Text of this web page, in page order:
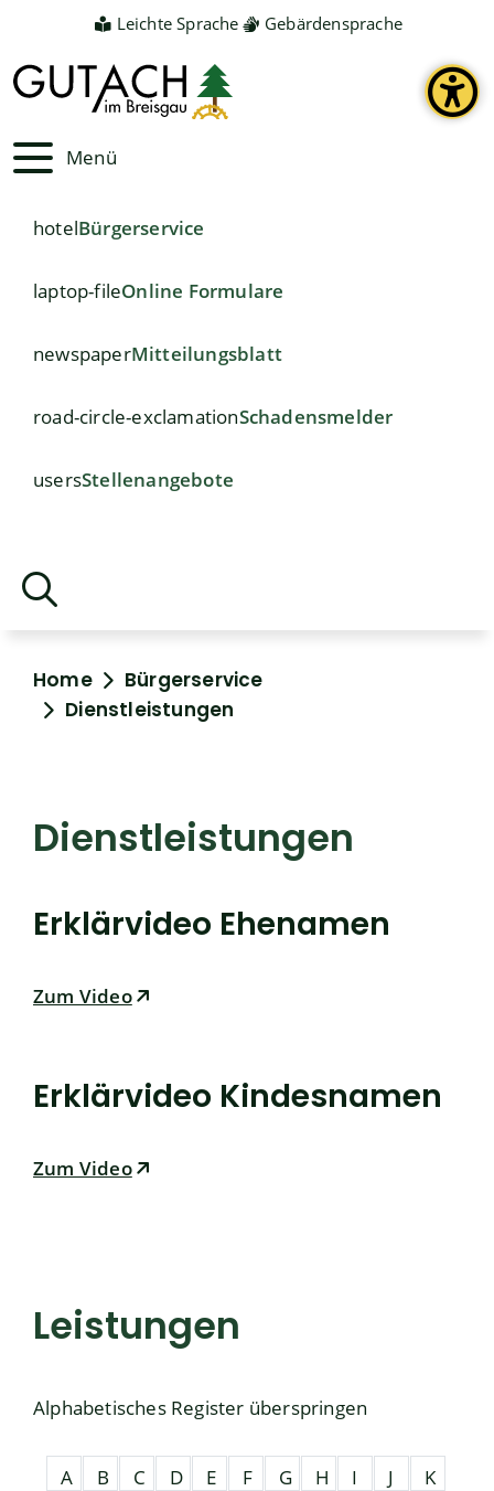
Leichte Sprache Gebärdensprache
Menü
hotelBürgerservice
laptop-fileOnline Formulare
newspaperMitteilungsblatt
road-circle-exclamationSchadensmelder
usersStellenangebote
Home
Bürgerservice
Dienstleistungen
Dienstleistungen
Erklärvideo Ehenamen
Zum Video
Erklärvideo Kindesnamen
Zum Video
Leistungen
Alphabetisches Register überspringen
A B C D E F G H I J
K